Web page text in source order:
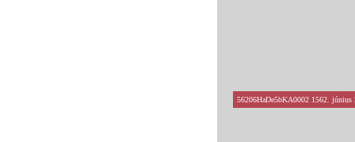
56206HaDe5bKA0002 1562.